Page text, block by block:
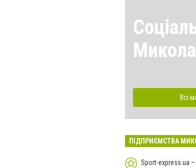
Всі
ПІДПРИЄМСТВА
Sport-express.ua